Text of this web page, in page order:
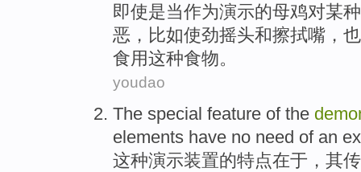
即使是当作为演示的母鸡对某种
恶 ，比如使劲摇头和擦拭嘴， 也
食用这种食物。
youdao
The special feature ofthe
elements have no need of an
这种演示装置的特点在于， 其